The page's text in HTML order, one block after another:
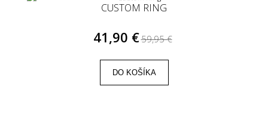
CUSTOM RING
41,90 €59,95 €
DO KOŠÍKA